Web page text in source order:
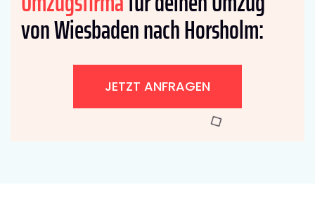
von Wiesbaden nach Horsholm:
JETZT ANFRAGEN